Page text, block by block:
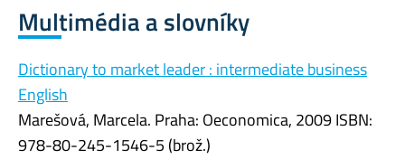
Multimédia a slovníky
Dictionary to market leader : intermediate business
English
Marešová, Marcela. Praha: Oeconomica, 2009 ISBN:
978-80-245-1546-5 (brož.)